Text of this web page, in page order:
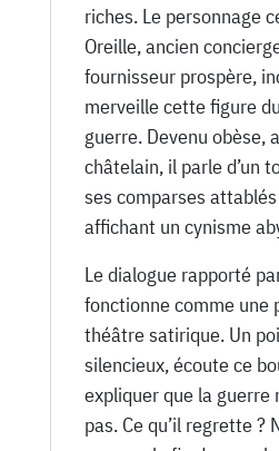
riches. Le personnage
Oreille, ancien
fournisseur prospère,
merveille cette figure
guerre. Devenu obèse,
châtelain, il parle d’un
ses comparses
affichant un cynisme
Le dialogue rapporté
fonctionne comme une
théâtre satirique. Un
silencieux, écoute ce
expliquer que la guerre
pas. Ce qu’il regrette ?